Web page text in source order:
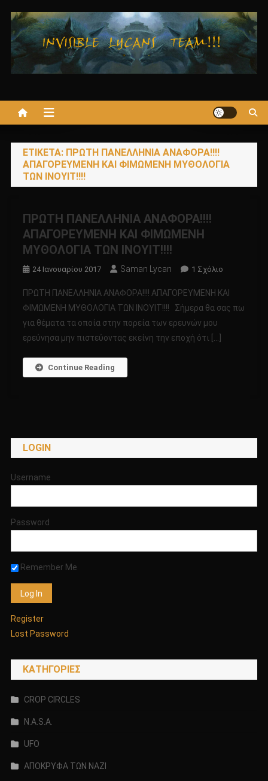
στο
περιεχόμενο
ΕΤΙΚΈΤΑ: ΠΡΩΤΗ ΠΑΝΕΛΛΗΝΙΑ ΑΝΑΦΟΡΑ!!!!
ΑΠΑΓΟΡΕΥΜΕΝΗ ΚΑΙ ΦΙΜΩΜΕΝΗ ΜΥΘΟΛΟΓΙΑ
ΤΩΝ ΙΝΟΥΙΤ!!!!
ΠΡΩΤΗ ΠΑΝΕΛΛΗΝΙΑ ΑΝΑΦΟΡΑ!!!!
ΑΠΑΓΟΡΕΥΜΕΝΗ ΚΑΙ ΦΙΜΩΜΕΝΗ
ΜΥΘΟΛΟΓΙΑ ΤΩΝ ΙΝΟΥΙΤ!!!!
24 Ιανουαρίου 2017 Saman Lycan 1 ΣχόλιοΣτο
ΑΝΑΦΟΡΑ!!!!
ΠΡΩΤΗ ΠΑΝΕΛΛΗΝΙΑ ΑΝΑΦΟΡΑ!!!! ΑΠΑΓΟΡΕΥΜΕΝΗ ΚΑΙ
ΦΙΜΩΜΕΝΗ ΜΥΘΟΛΟΓΙΑ ΤΩΝ ΙΝΟΥΙΤ!!!! Σήμερα θα σας πω
για θέματα τα οποία στην πορεία των ερευνών μου
ερεύνησα μην πιστεύοντας εκείνη την εποχή ότι […]
Continue Reading
LOGIN
Username
Password
Remember Me
Register
Lost Password
KΑΤΗΓΟΡΊΕΣ
CROP CIRCLES
N.A.S.A.
UFO
ΑΠΟΚΡΥΦΑ ΤΩΝ ΝΑΖΙ